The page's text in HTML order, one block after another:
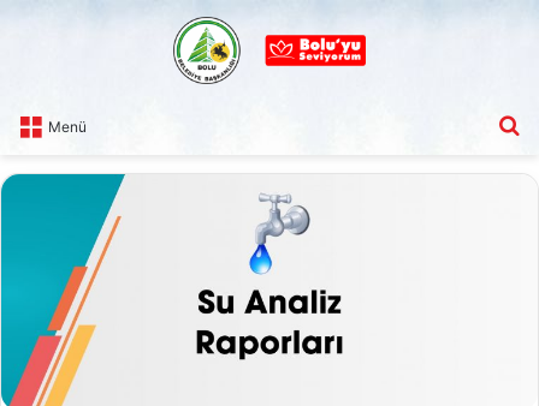
Menü